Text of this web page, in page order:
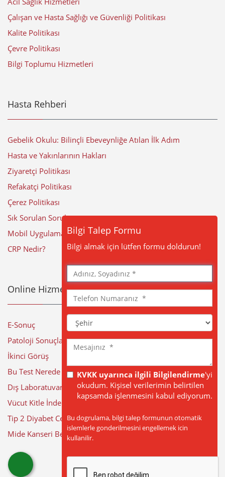
Bilgi Talep Formu
Bilgi almak için lütfen formu doldurun!
Adınız,
Soyadınız
Telefon
Numaranız
Şehir
Mesajınız
KVKK uyarınca ilgili Bilgilendirme'yi
okudum. Kişisel verilerimin belirtilen
kapsamda işlenmesini kabul ediyorum.
Bu dogrulama, bilgi talep formunun otomatik
islemlerle gonderilmesini engellemek icin
kullanilir.
Çalışan ve Hasta Sağlığı ve Güvenliği Politikası
Kalite Politikası
Çevre Politikası
Bilgi Toplumu Hizmetleri
Hasta Rehberi
Gebelik Okulu: Bilinçli Ebeveynliğe Atılan İlk Adım
Hasta ve Yakınlarının Hakları
Ziyaretçi Politikası
Refakatçi Politikası
Çerez Politikası
Sık Sorulan Sorular
Mobil Uygulama
CRP Nedir?
Online Hizmetler
E-Sonuç
Patoloji Sonuçları
İkinci Görüş
Bu Test Nerede Yapılıyor?
Dış Laboratuvar Sonuçları
Vücut Kitle İndeksi Hesaplama
Tip 2 Diyabet Cerrahisi
Mide Kanseri Belirtileri